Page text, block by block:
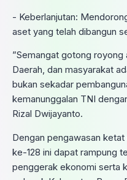
​- Keberlanjutan:
aset yang telah dibangun
​”Semangat gotong royong
Daerah, dan masyarakat
bukan sekadar
kemanunggalan TNI
Rizal Dwijayanto.
​Dengan pengawasan
ke-128 ini dapat rampung
penggerak ekonomi serta